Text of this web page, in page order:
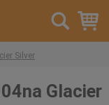
Silver
Glacier